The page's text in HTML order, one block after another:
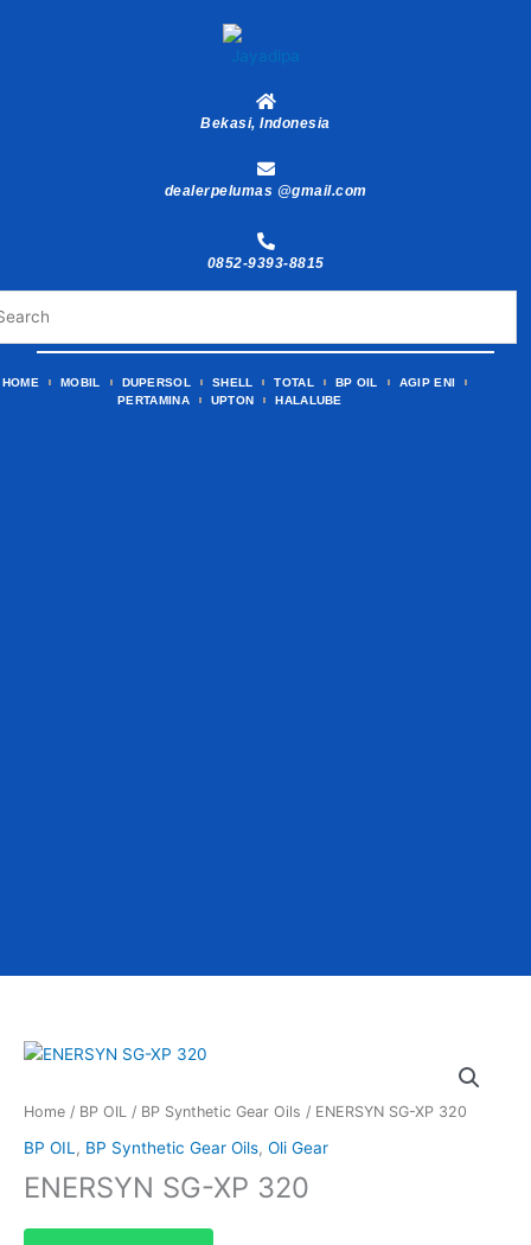
Bekasi, Indonesia
dealerpelumas @gmail.com
0852-9393-8815
HOME MOBIL DUPERSOL SHELL TOTAL BP OIL
AGIP ENI
PERTAMINA
UPTON HALALUBE
Home / BP OIL / BP Synthetic Gear Oils / ENERSYN SG-XP 320
BP OIL , BP Synthetic Gear Oils, Oli Gear
ENERSYN SG-XP 320